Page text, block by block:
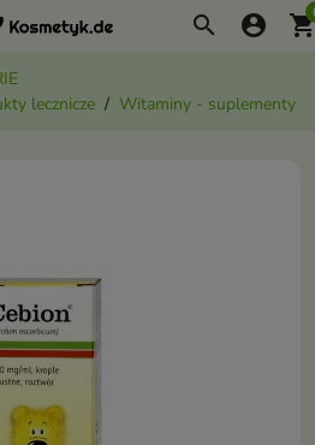
search account_circle
lecznicze
Witaminy - suplementy